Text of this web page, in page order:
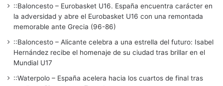
::Baloncesto – Eurobasket U16. España encuentra carácter en
la adversidad y abre el Eurobasket U16 con una remontada
memorable ante Grecia (96-86)
::Baloncesto – Alicante celebra a una estrella del futuro: Isabel
Hernández recibe el homenaje de su ciudad tras brillar en el
Mundial U17
::Waterpolo – España acelera hacia los cuartos de final tras